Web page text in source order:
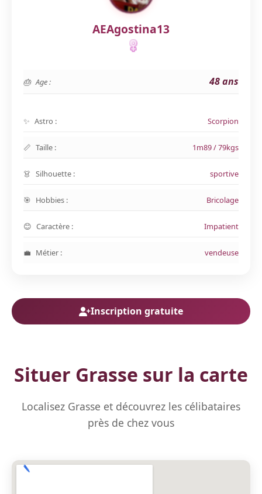
AEAgostina13
Age : 48 ans
Astro : Scorpion
Taille : 1m89 / 79kgs
Silhouette : sportive
Hobbies : Bricolage
Caractère : Impatient
Métier : vendeuse
Inscription gratuite
Situer Grasse sur la carte
Localisez Grasse et découvrez les célibataires
près de chez vous